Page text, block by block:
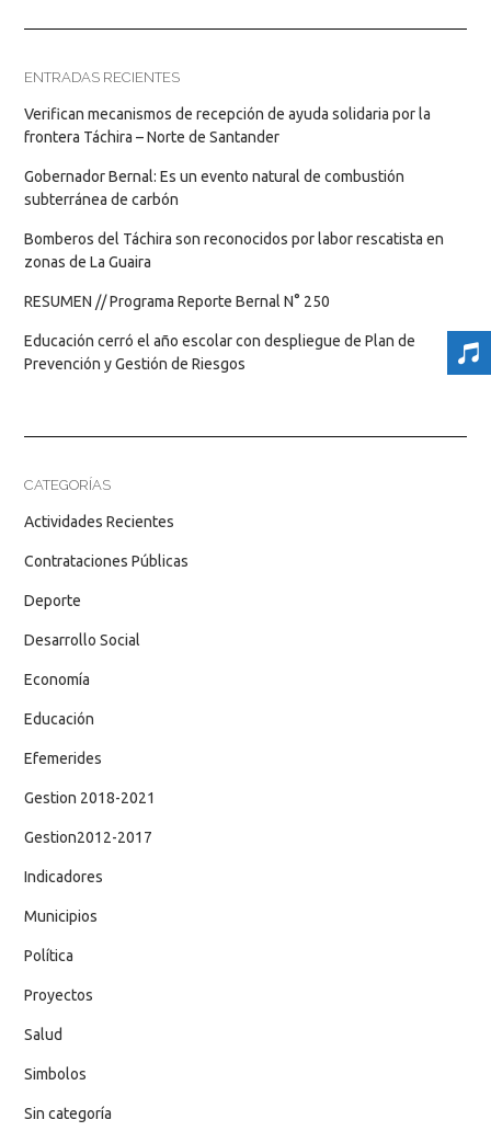
ENTRADAS RECIENTES
Verifican mecanismos de recepción de ayuda solidaria por la
frontera Táchira – Norte de Santander
Gobernador Bernal: Es un evento natural de combustión
subterránea de carbón
Bomberos del Táchira son reconocidos por labor rescatista en
zonas de La Guaira
RESUMEN // Programa Reporte Bernal N° 250
Educación cerró el año escolar con despliegue de Plan de
Prevención y Gestión de Riesgos
CATEGORÍAS
Actividades Recientes
Contrataciones Públicas
Deporte
Desarrollo Social
Economía
Educación
Efemerides
Gestion 2018-2021
Gestion2012-2017
Indicadores
Municipios
Política
Proyectos
Salud
Simbolos
Sin categoría